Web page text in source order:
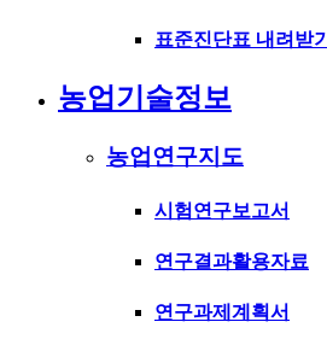
표준진단표 내려받기
농업기술정보
농업연구지도
시험연구보고서
연구결과활용자료
연구과제계획서